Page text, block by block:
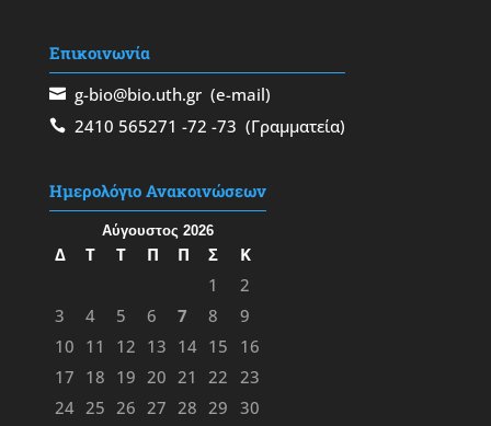
Επικοινωνία
g-bio@bio.uth.gr(e-mail)
2410 565271 -72 -73 (Γραμματεία)
Ημερολόγιο Ανακοινώσεων
Αύγουστος 2026
Δ Τ Τ Π Π Σ
Κ
1
2
3
4 5 6 7 8
9
10 11 12 13 14 15
16
17 18 19 20 21 22 23
24 25 26 27 28 29 30